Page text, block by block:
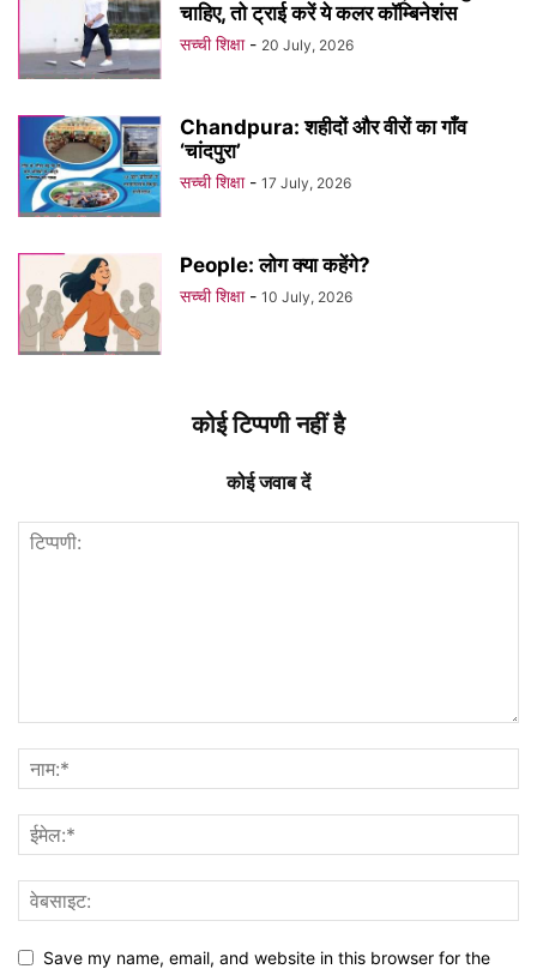
चाहिए, तो ट्राई करें ये कलर कॉम्बिनेशंस
सच्ची शिक्षा - 20 July, 2026
Chandpura: शहीदों और वीरों का गाँव
‘चांदपुरा’
सच्ची शिक्षा - 17 July, 2026
People: लोग क्या कहेंगे?
सच्ची शिक्षा - 10 July, 2026
कोई टिप्पणी नहीं है
कोई जवाब दें
Save my name, email, and website in this browser for the